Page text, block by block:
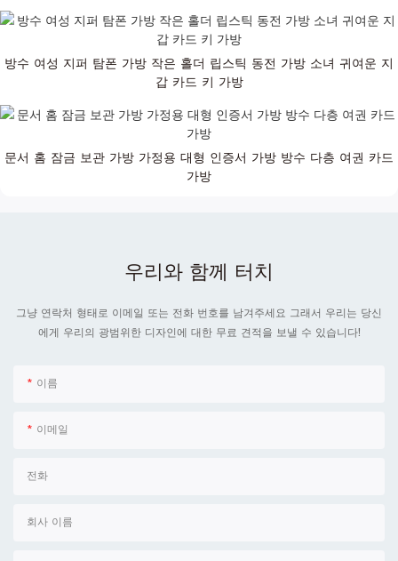
방수 여성 지퍼 탐폰 가방 작은 홀더 립스틱 동전 가방 소녀 귀여운 지
갑 카드 키 가방
문서 홈 잠금 보관 가방 가정용 대형 인증서 가방 방수 다층 여권 카드
가방
우리와 함께 터치
그냥 연락처 형태로 이메일 또는 전화 번호를 남겨주세요 그래서 우리는 당신
에게 우리의 광범위한 디자인에 대한 무료 견적을 보낼 수 있습니다!
이름
이메일
전화
회사 이름